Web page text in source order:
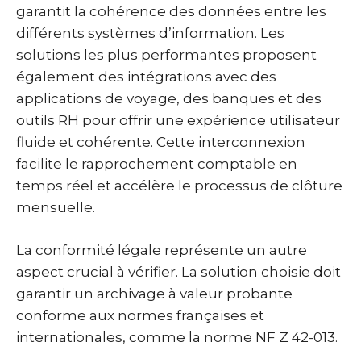
garantit la cohérence des données entre les
différents systèmes d’information. Les
solutions les plus performantes proposent
également des intégrations avec des
applications de voyage, des banques et des
outils RH pour offrir une expérience utilisateur
fluide et cohérente. Cette interconnexion
facilite le rapprochement comptable en
temps réel et accélère le processus de clôture
mensuelle.
La conformité légale représente un autre
aspect crucial à vérifier. La solution choisie doit
garantir un archivage à valeur probante
conforme aux normes françaises et
internationales, comme la norme NF Z 42-013.